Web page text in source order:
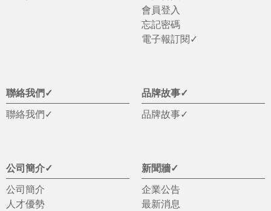
會員登入
忘記密碼
電子報訂閱✓
聯絡我們✓
聯絡我們✓
品牌故事✓
品牌故事✓
公司簡介✓
公司簡介
人才優勢
新聞牆✓
企業公告
最新消息